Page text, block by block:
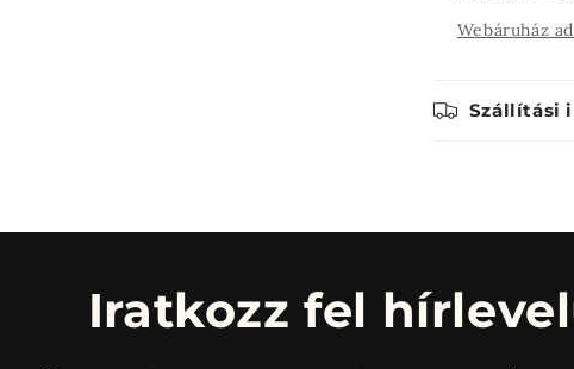
Webáruház
Szállítási
Iratkozz fel